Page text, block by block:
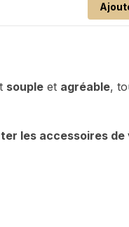
souple et agréable,
les accessoires de